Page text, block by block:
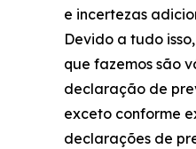
e incertezas
Devido a tudo
que fazemos são
declaração de
exceto conforme
declarações de